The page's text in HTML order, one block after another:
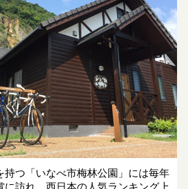
持つ「いなべ市梅林公園」には毎年